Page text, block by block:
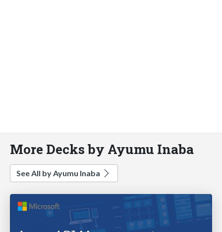
More Decks by Ayumu Inaba
See All by Ayumu Inaba